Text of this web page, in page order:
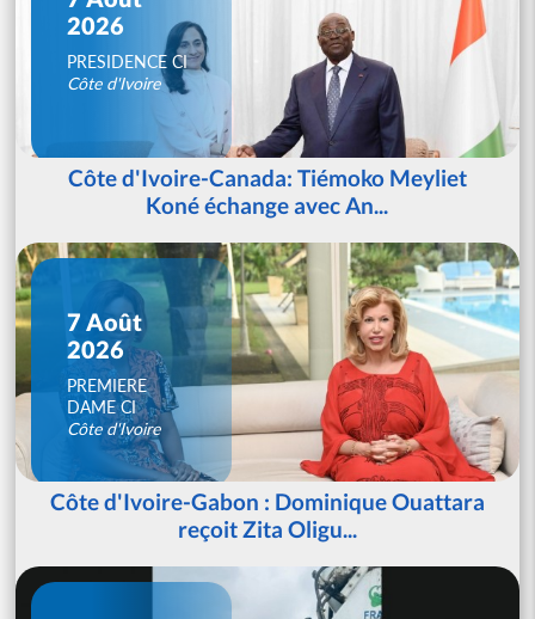
2026
PRESIDENCE CI
Côte d'Ivoire
Côte d'Ivoire-Canada: Tiémoko Meyliet
Koné échange avec An...
7 Août
2026
PREMIERE
DAME CI
Côte d'Ivoire
Côte d'Ivoire-Gabon : Dominique Ouattara
reçoit Zita Oligu...